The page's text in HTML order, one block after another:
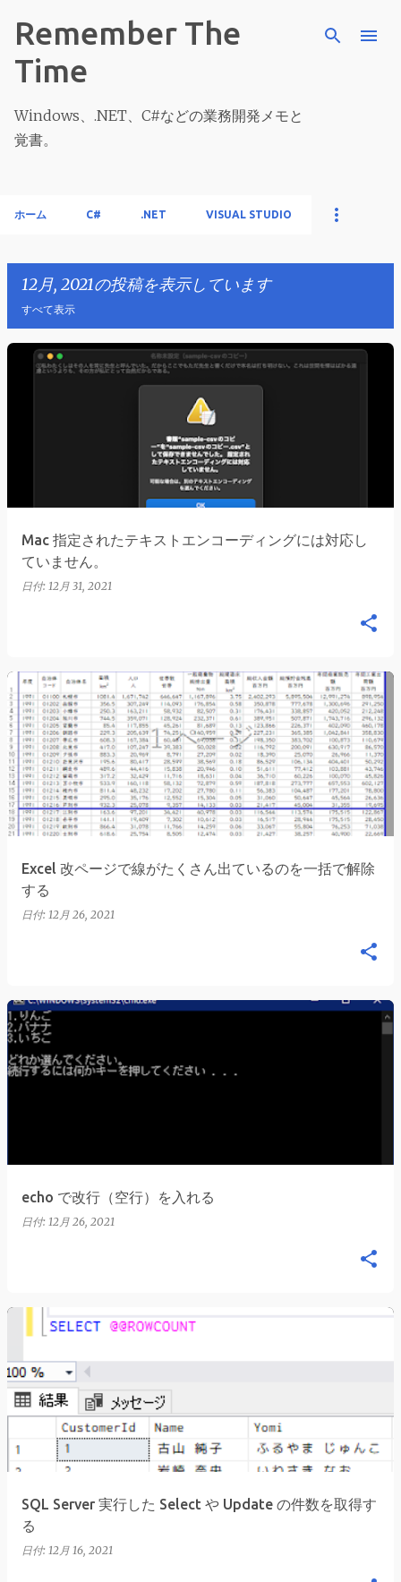
スキップしてメイン コンテンツに移動
Remember The
Time
Windows、.NET、C#などの業務開発メモと
覚書。
ホーム C# .NET VISUAL STUDIO
12月, 2021の投稿を表示しています
すべて表示
Mac 指定されたテキストエンコーディングには対応し
ていません。
日付: 12月 31, 2021
Excel 改ページで線がたくさん出ているのを一括で解除
する
日付: 12月 26, 2021
echo で改行（空行）を入れる
日付: 12月 26, 2021
SQL Server 実行した Select や Update の件数を取得す
る
日付: 12月 16, 2021